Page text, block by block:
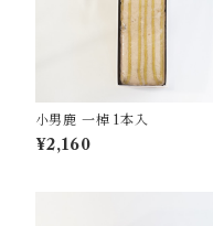
小男鹿 一棹 1本入
¥2,160